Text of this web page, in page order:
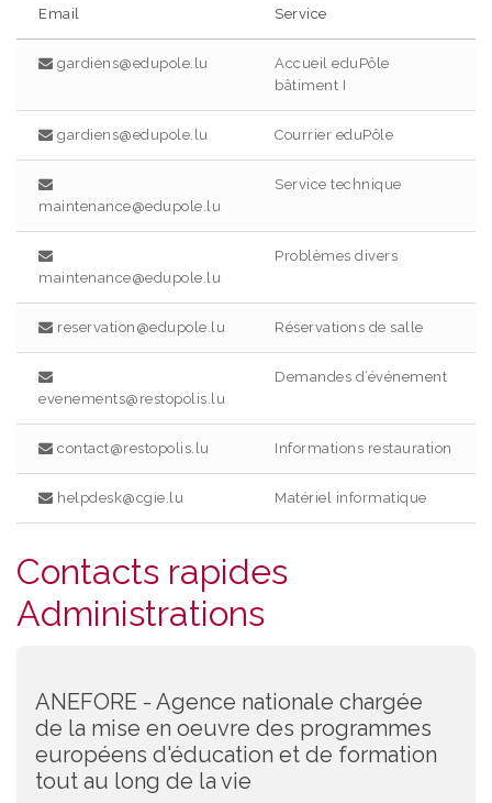
Email Service
gardiens@edupole.lu
Accueil eduPôle
bâtiment I
gardiens@edupole.lu Courrier eduPôle
maintenance@edupole.lu
Service technique
maintenance@edupole.lu
Problèmes divers
reservation@edupole.lu Réservations de salle
evenements@restopolis.lu
Demandes d’événement
contact@restopolis.lu Informations restauration
helpdesk@cgie.lu Matériel informatique
Contacts rapides
Administrations
ANEFORE - Agence nationale chargée
de la mise en oeuvre des programmes
européens d'éducation et de formation
tout au long de la vie